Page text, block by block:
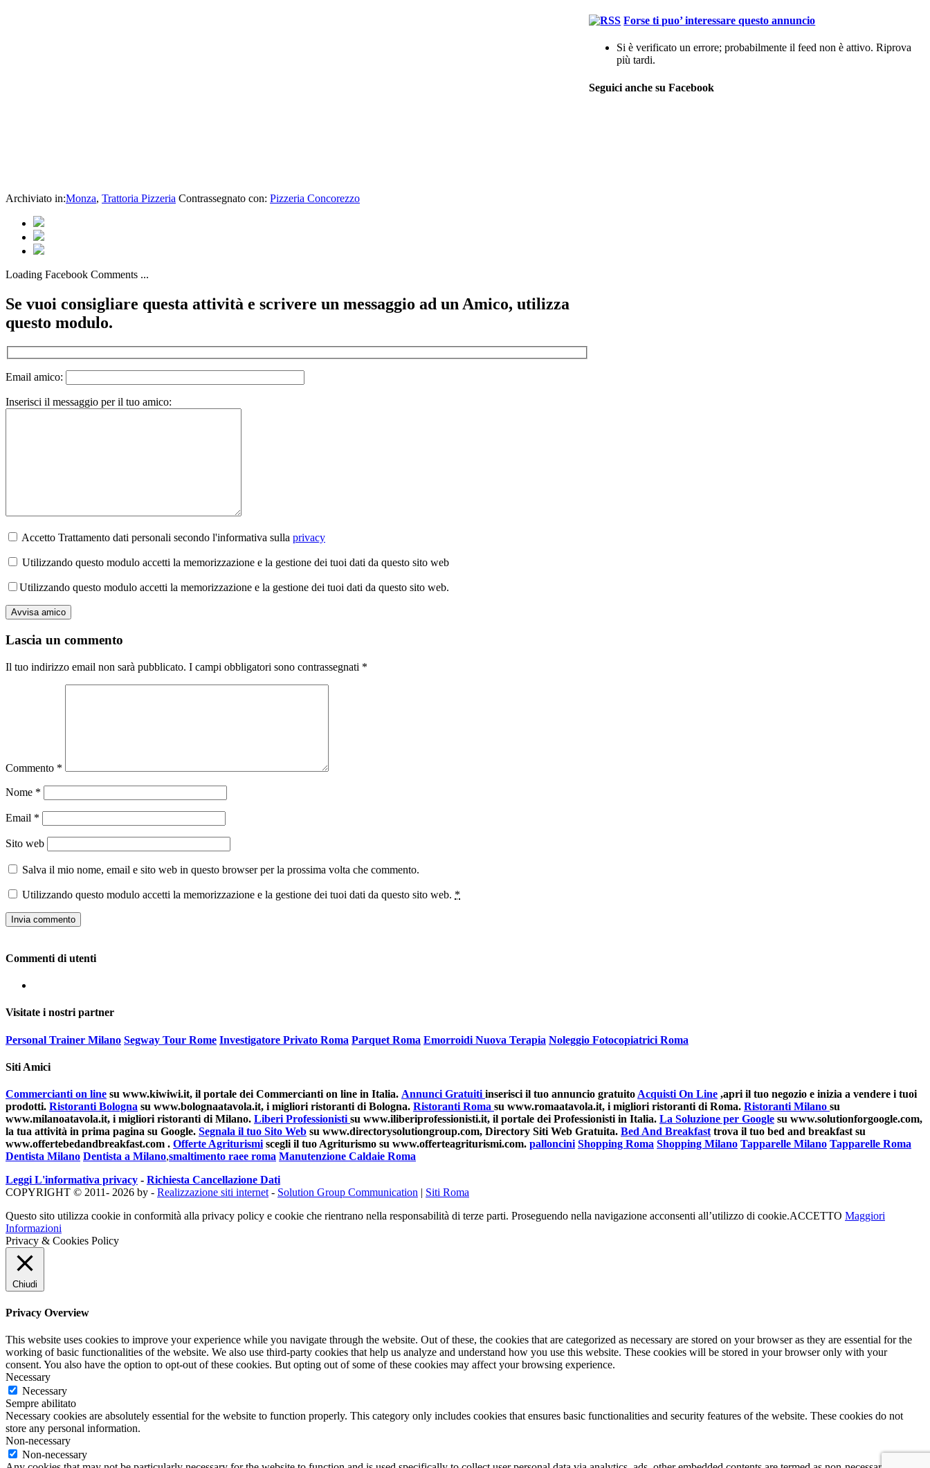
Archiviato in:Monza, Trattoria Pizzeria Contrassegnato con: Pizzeria Concorezzo
Loading Facebook Comments ...
Se vuoi consigliare questa attività e scrivere un messaggio ad un Amico, utilizza
questo modulo.
Email amico:
Inserisci il messaggio per il tuo amico:
Accetto Trattamento dati personali secondo l'informativa sulla privacy
Utilizzando questo modulo accetti la memorizzazione e la gestione dei tuoi dati da questo sito web
Utilizzando questo modulo accetti la memorizzazione e la gestione dei tuoi dati da questo sito web.
Lascia un commento
Il tuo indirizzo email non sarà pubblicato. I campi obbligatori sono contrassegnati *
Commento *
Nome *
Email *
Sito web
Salva il mio nome, email e sito web in questo browser per la prossima volta che commento.
Utilizzando questo modulo accetti la memorizzazione e la gestione dei tuoi dati da questo sito web. *
Forse ti puo’ interessare questo annuncio
Si è verificato un errore; probabilmente il feed non è attivo. Riprova
più tardi.
Seguici anche su Facebook
Commenti di utenti
Visitate i nostri partner
Personal Trainer Milano Segway Tour Rome Investigatore Privato Roma Parquet Roma Emorroidi Nuova Terapia Noleggio Fotocopiatrici Roma
Siti Amici
Commercianti on line su www.kiwiwi.it, il portale dei Commercianti on line in Italia. Annunci Gratuiti inserisci il tuo annuncio gratuito Acquisti On Line ,apri il tuo negozio e inizia a vendere i tuoi
prodotti. Ristoranti Bologna su www.bolognaatavola.it, i migliori ristoranti di Bologna. Ristoranti Roma su www.romaatavola.it, i migliori ristoranti di Roma. Ristoranti Milano su
www.milanoatavola.it, i migliori ristoranti di Milano. Liberi Professionisti su www.iliberiprofessionisti.it, il portale dei Professionisti in Italia. La Soluzione per Google su www.solutionforgoogle.com,
la tua attività in prima pagina su Google. Segnala il tuo Sito Web su www.directorysolutiongroup.com, Directory Siti Web Gratuita. Bed And Breakfast trova il tuo bed and breakfast su
www.offertebedandbreakfast.com . Offerte Agriturismi scegli il tuo Agriturismo su www.offerteagriturismi.com. palloncini Shopping Roma Shopping Milano Tapparelle Milano Tapparelle Roma
Dentista Milano Dentista a Milano,smaltimento raee roma Manutenzione Caldaie Roma
Leggi L'informativa privacy - Richiesta Cancellazione Dati
COPYRIGHT © 2011- 2026 by - Realizzazione siti internet - Solution Group Communication | Siti Roma
Questo sito utilizza cookie in conformità alla privacy policy e cookie che rientrano nella responsabilità di terze parti. Proseguendo nella navigazione acconsenti all’utilizzo di cookie.ACCETTO Maggiori
Informazioni
Privacy & Cookies Policy
Chiudi
Privacy Overview
This website uses cookies to improve your experience while you navigate through the website. Out of these, the cookies that are categorized as necessary are stored on your browser as they are essential for the
working of basic functionalities of the website. We also use third-party cookies that help us analyze and understand how you use this website. These cookies will be stored in your browser only with your
consent. You also have the option to opt-out of these cookies. But opting out of some of these cookies may affect your browsing experience.
Necessary
Necessary
Sempre abilitato
Necessary cookies are absolutely essential for the website to function properly. This category only includes cookies that ensures basic functionalities and security features of the website. These cookies do not
store any personal information.
Non-necessary
Non-necessary